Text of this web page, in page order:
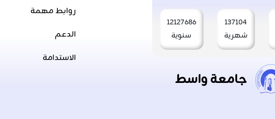
137104
شهرية
12127686
سنوية
جامعة واسط
روابط مهمة
الدعم
الاستدامة